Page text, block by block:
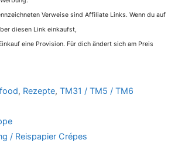
Verweise sind Affiliate Links. Wenn du auf
diesen Link einkaufst,
eine Provision. Für dich ändert sich am Preis
, Rezepte, TM31 / TM5 / TM6
/ Reispapier Crépes